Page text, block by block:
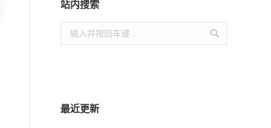
站内搜索
Search:
最近更新